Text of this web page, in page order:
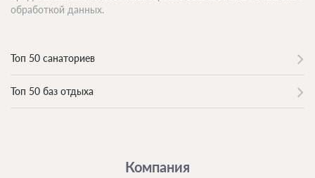
Топ 50 санаториев
Топ 50 баз отдыха
Компания
обработкой данных.